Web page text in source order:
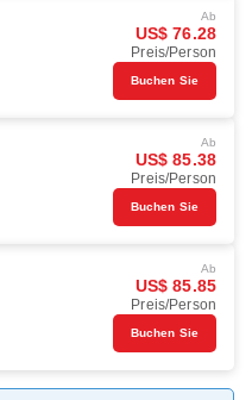
Ab
US$ 76.28
Preis/Person
Buchen Sie
Ab
US$ 85.38
Preis/Person
Buchen Sie
Ab
US$ 85.85
Preis/Person
Buchen Sie